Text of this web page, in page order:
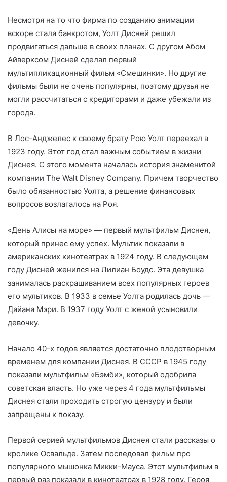
Несмотря на то что фирма по созданию анимации
вскоре стала банкротом, Уолт Дисней решил
продвигаться дальше в своих планах. С другом Абом
Айверксом Дисней сделал первый
мультипликационный фильм «Смешинки». Но другие
фильмы были не очень популярны, поэтому друзья не
могли рассчитаться с кредиторами и даже убежали из
города.
В Лос-Анджелес к своему брату Рою Уолт переехал в
1923 году. Этот год стал важным событием в жизни
Диснея. С этого момента началась история знаменитой
компании The Walt Disney Company. Причем творчество
было обязанностью Уолта, а решение финансовых
вопросов возлагалось на Роя.
«День Алисы на море» — первый мультфильм Диснея,
который принес ему успех. Мультик показали в
американских кинотеатрах в 1924 году. В следующем
году Дисней женился на Лилиан Боудс. Эта девушка
занималась раскрашиванием всех популярных героев
его мультиков. В 1933 в семье Уолта родилась дочь —
Дайана Мэри. В 1937 году Уолт с женой усыновили
девочку.
Начало 40-х годов является достаточно плодотворным
временем для компании Диснея. В СССР в 1945 году
показали мультфильм «Бэмби», который одобрила
советская власть. Но уже через 4 года мультфильмы
Диснея стали проходить строгую цензуру и были
запрещены к показу.
Первой серией мультфильмов Диснея стали рассказы о
кролике Освальде. Затем последовал фильм про
популярного мышонка Микки-Мауса. Этот мультфильм в
первый раз показали в кинотеатрах в 1928 году. Героя